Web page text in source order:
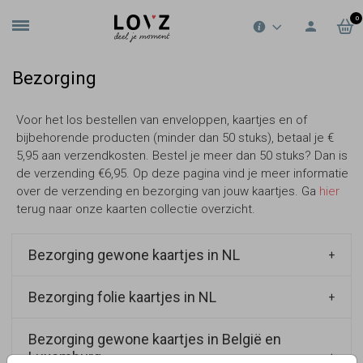
0
Bezorging
Voor het los bestellen van enveloppen, kaartjes en of
bijbehorende producten (minder dan 50 stuks), betaal je €
5,95 aan verzendkosten. Bestel je meer dan 50 stuks? Dan is
de verzending €6,95. Op deze pagina vind je meer informatie
over de verzending en bezorging van jouw kaartjes. Ga hier
terug naar onze kaarten collectie overzicht.
Bezorging gewone kaartjes in NL
Bestellingen tot 20 stuks
Kaarten besteld op maandag tot en met vrijdag
Bezorging folie kaartjes in NL
Proefbestellingen
Bezorging gewone kaartjes in België en
Luxemburg